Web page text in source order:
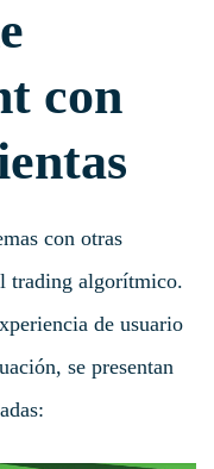
con
con otras
trading algorítmico.
de usuario
se presentan